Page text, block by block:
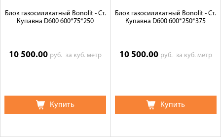
Блок газосиликатный Bonolit - Ст.
Купавна D600 600*75*250
10 500.00 руб.за куб. метр
Купить
Блок газосиликатный Bonolit - Ст.
Купавна D600 600*250*375
10 500.00 руб. за куб. метр
Купить